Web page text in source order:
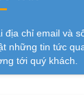
địa chỉ email và
những tin tức
tới quý khách.